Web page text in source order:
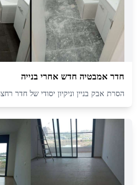
חדר אמבטיה חדש אחרי בנייה
הסרת אבק בניין וניקיון יסודי של חדר